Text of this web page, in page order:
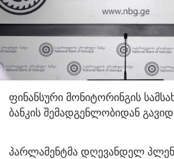
ფინანსური მონიტორინგის
ბანკის შემადგენლობიდან
პარლამენტმა დღევანდელ